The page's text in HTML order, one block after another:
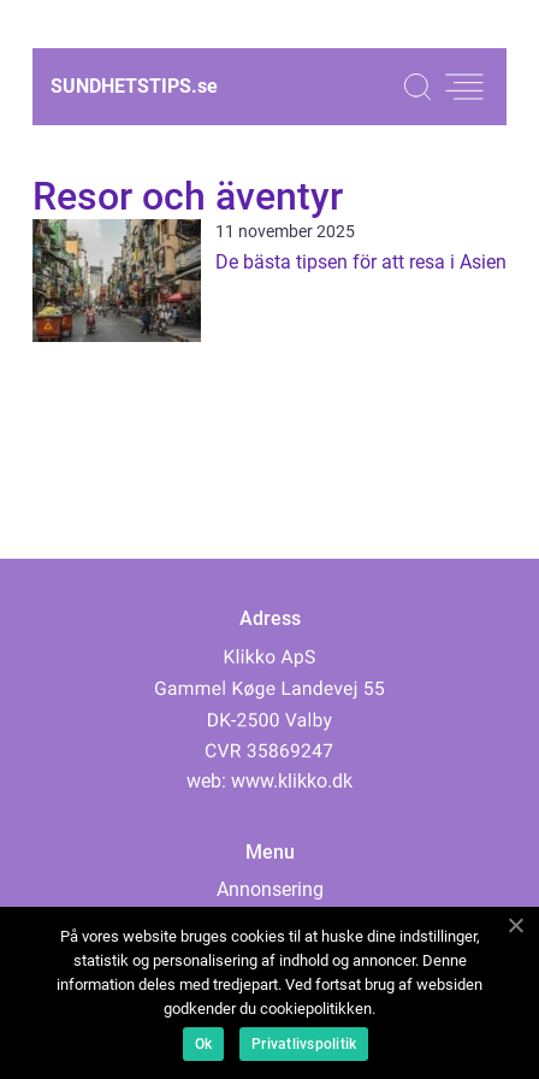
SUNDHETSTIPS.se
Resor och äventyr
11 november 2025
De bästa tipsen för att resa i Asien
Adress
web: www.klikko.dk
Menu
Annonsering
Cookies
Kontakta oss
Sitemap
På vores website bruges cookies til at huske dine indstillinger,
statistik og personalisering af indhold og annoncer. Denne
information deles med tredjepart. Ved fortsat brug af websiden
godkender du cookiepolitikken.
Ok Privatlivspolitik